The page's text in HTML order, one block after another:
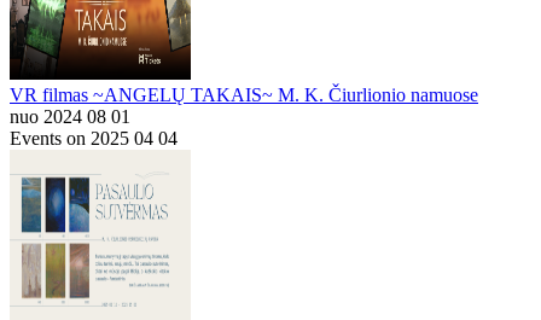
VR filmas ~ANGELŲ TAKAIS~ M. K. Čiurlionio namuose
nuo 2024 08 01
Events on 2025 04 04